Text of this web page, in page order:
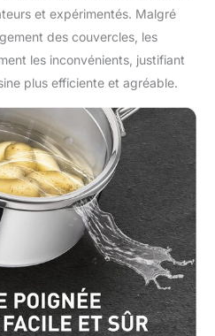
et expérimentés. Malgré
des couvercles, les
les inconvénients, justifiant
plus efficiente et agréable.